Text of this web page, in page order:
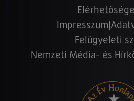
Impresszum
Felügyeleti
Nemzeti Média- és